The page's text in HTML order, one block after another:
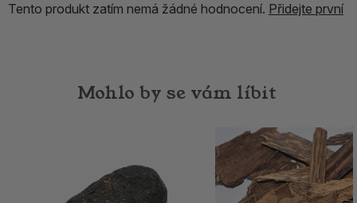
Tento produkt zatím nemá žádné hodnocení. Přidejte první
Mohlo by se vám líbit